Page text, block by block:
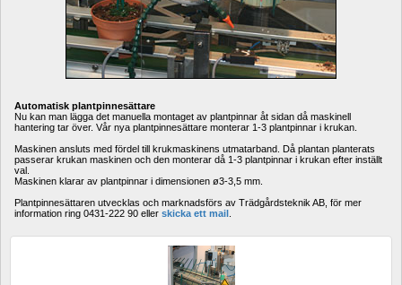
Automatisk plantpinnesättare
Nu kan man lägga det manuella montaget av plantpinnar åt sidan då maskinell
hantering tar över. Vår nya plantpinnesättare monterar 1-3 plantpinnar i krukan.
Maskinen ansluts med fördel till krukmaskinens utmatarband. Då plantan planterats
passerar krukan maskinen och den monterar då 1-3 plantpinnar i krukan efter inställt
val.
Maskinen klarar av plantpinnar i dimensionen ø3-3,5 mm.
Plantpinnesättaren utvecklas och marknadsförs av Trädgårdsteknik AB, för mer
information ring 0431-222 90 eller skicka ett mail